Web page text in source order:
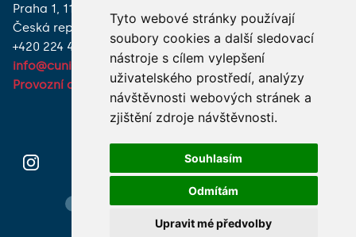
Tyto webové stránky používají
soubory cookies a další sledovací
nástroje s cílem vylepšení
uživatelského prostředí, analýzy
návštěvnosti webových stránek a
zjištění zdroje návštěvnosti.
Souhlasím
Odmítám
Upravit mé předvolby
Praha 1, 116 36
Česká republika
+420 224 491 850
info@cuni.cz
Provozní doba a kontakty
JAK K NÁM?
Hledání osob Nastavení cookie Mapa webu